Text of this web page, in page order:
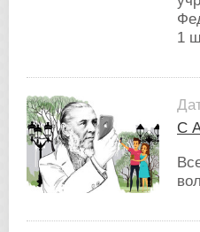
1
С